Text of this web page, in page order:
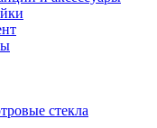
стекла